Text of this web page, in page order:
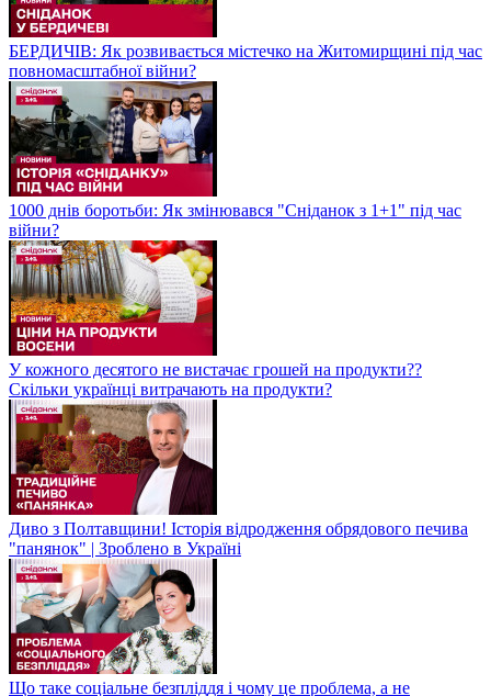
БЕРДИЧІВ: Як розвивається містечко на Житомирщині під час
повномасштабної війни?
1000 днів боротьби: Як змінювався "Сніданок з 1+1" під час
війни?
У кожного десятого не вистачає грошей на продукти??
Скільки українці витрачають на продукти?
Диво з Полтавщини! Історія відродження обрядового печива
"панянок" | Зроблено в Україні
Що таке соціальне безпліддя і чому це проблема, а не